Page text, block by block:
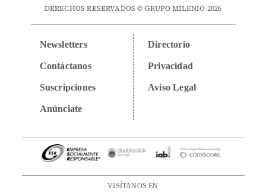
DERECHOS RESERVADOS © GRUPO MILENIO 2026
Newsletters
Contáctanos
Suscripciones
Anúnciate
Directorio
Privacidad
Aviso Legal
VISÍTANOS EN